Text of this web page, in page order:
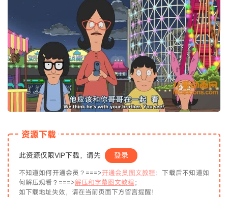
资源下载
此资源仅限VIP下载，请先 登录
不知道如何开通会员？===>开通会员图文教程；下载后不知道如
何解压观看？===>解压和字幕图文教程；
如下载地址失效，请在当前页面下方留言提醒！